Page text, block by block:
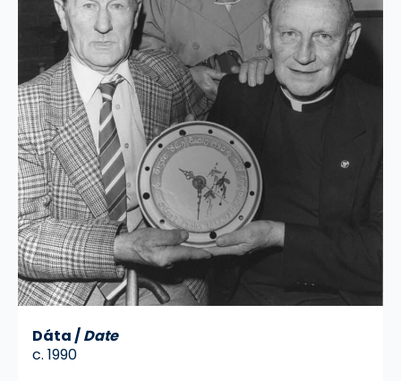
Dáta /Date
c. 1990